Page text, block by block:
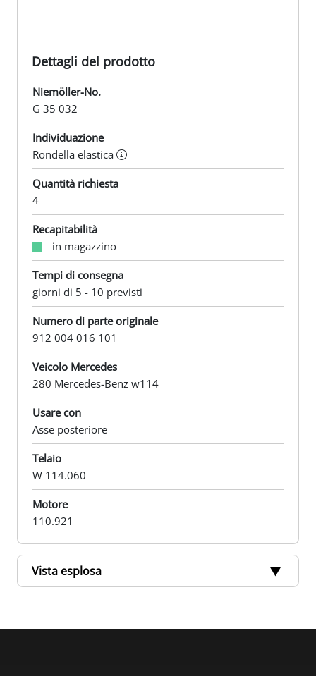
Dettagli del prodotto
Niemöller-No.
G 35 032
Individuazione
Rondella elastica
Quantità richiesta
4
Recapitabilità
in magazzino
Tempi di consegna
giorni di 5 - 10 previsti
Numero di parte originale
912 004 016 101
Veicolo Mercedes
280 Mercedes-Benz w114
Usare con
Asse posteriore
Telaio
W 114.060
Motore
110.921
Vista esplosa